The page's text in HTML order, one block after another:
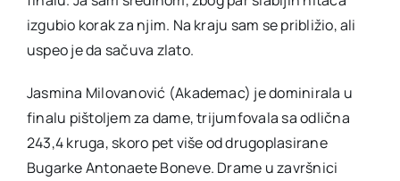
izgubio korak za njim. Na kraju sam se približio, ali
uspeo je da sačuva zlato.
Jasmina Milovanović (Akademac) je dominirala u
finalu pištoljem za dame, trijumfovala sa odlična
243,4 kruga, skoro pet više od drugoplasirane
Bugarke Antonaete Boneve. Drame u završnici